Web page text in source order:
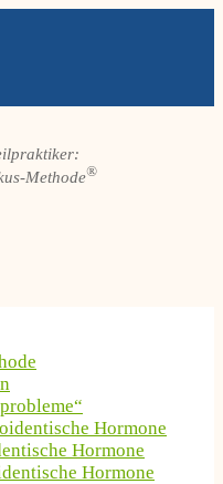
Methode®
Hormone
Hormone
Hormone